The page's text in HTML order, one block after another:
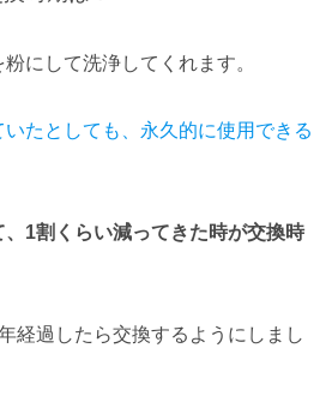
にして洗浄してくれます。
たとしても、永久的に使用できる
1割くらい減ってきた時が交換時
経過したら交換するようにしまし